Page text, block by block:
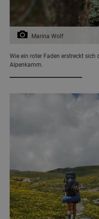
Marina Wolf
Wie ein roter Faden erstreckt sich
Alpenkamm.